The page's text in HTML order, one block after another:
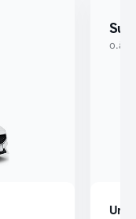
o.ä.